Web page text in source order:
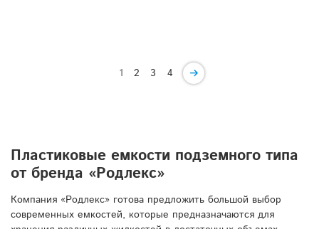
1 2 3 4
Пластиковые емкости подземного типа
от бренда «Родлекс»
Компания «Родлекс» готова предложить большой выбор
современных емкостей, которые предназначаются для